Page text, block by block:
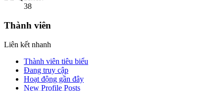
38
Thành viên
Liên kết nhanh
Thành viên tiêu biểu
Đang truy cập
Hoạt động gần đây
New Profile Posts